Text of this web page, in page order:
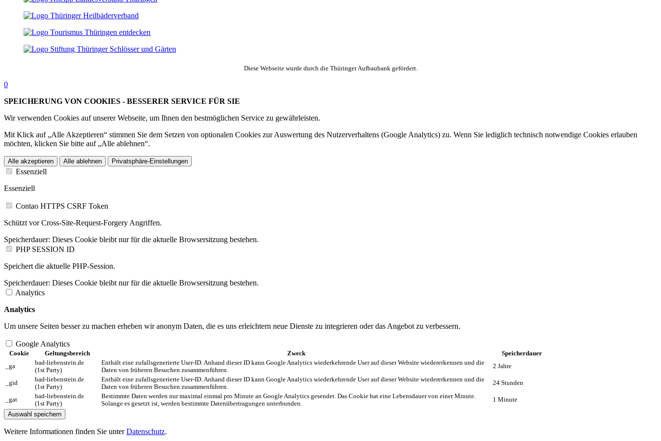
Diese Webseite wurde durch die Thüringer Aufbaubank gefördert.
0
SPEICHERUNG VON COOKIES - BESSERER SERVICE FÜR SIE
Wir verwenden Cookies auf unserer Webseite, um Ihnen den bestmöglichen Service zu gewährleisten.
Mit Klick auf „Alle Akzeptieren“ stimmen Sie dem Setzen von optionalen Cookies zur Auswertung des Nutzerverhaltens (Google Analytics) zu. Wenn Sie lediglich technisch notwendige Cookies erlauben
möchten, klicken Sie bitte auf „Alle ablehnen“.
Alle akzeptieren Alle ablehnen Privatsphäre-Einstellungen
Essenziell
Essenziell
Contao HTTPS CSRF Token
Schützt vor Cross-Site-Request-Forgery Angriffen.
Speicherdauer: Dieses Cookie bleibt nur für die aktuelle Browsersitzung bestehen.
PHP SESSION ID
Speichert die aktuelle PHP-Session.
Speicherdauer: Dieses Cookie bleibt nur für die aktuelle Browsersitzung bestehen.
Analytics
Analytics
Um unsere Seiten besser zu machen erheben wir anonym Daten, die es uns erleichtern neue Dienste zu integrieren oder das Angebot zu verbessern.
Google Analytics
Cookie Geltungsbereich Zweck
Speicherdauer
_ga
bad-liebenstein.de
(1st Party)
Enthält eine zufallsgenerierte User-ID. Anhand dieser ID kann Google Analytics wiederkehrende User auf dieser Website wiedererkennen und die
Daten von früheren Besuchen zusammenführen.
2 Jahre
_gid
bad-liebenstein.de
(1st Party)
Enthält eine zufallsgenerierte User-ID. Anhand dieser ID kann Google Analytics wiederkehrende User auf dieser Website wiedererkennen und die
Daten von früheren Besuchen zusammenführen.
24 Stunden
_gat
bad-liebenstein.de
(1st Party)
Bestimmte Daten werden nur maximal einmal pro Minute an Google Analytics gesendet. Das Cookie hat eine Lebensdauer von einer Minute.
Solange es gesetzt ist, werden bestimmte Datenübertragungen unterbunden.
1 Minute
Auswahl speichern
Weitere Informationen finden Sie unterDatenschutz.